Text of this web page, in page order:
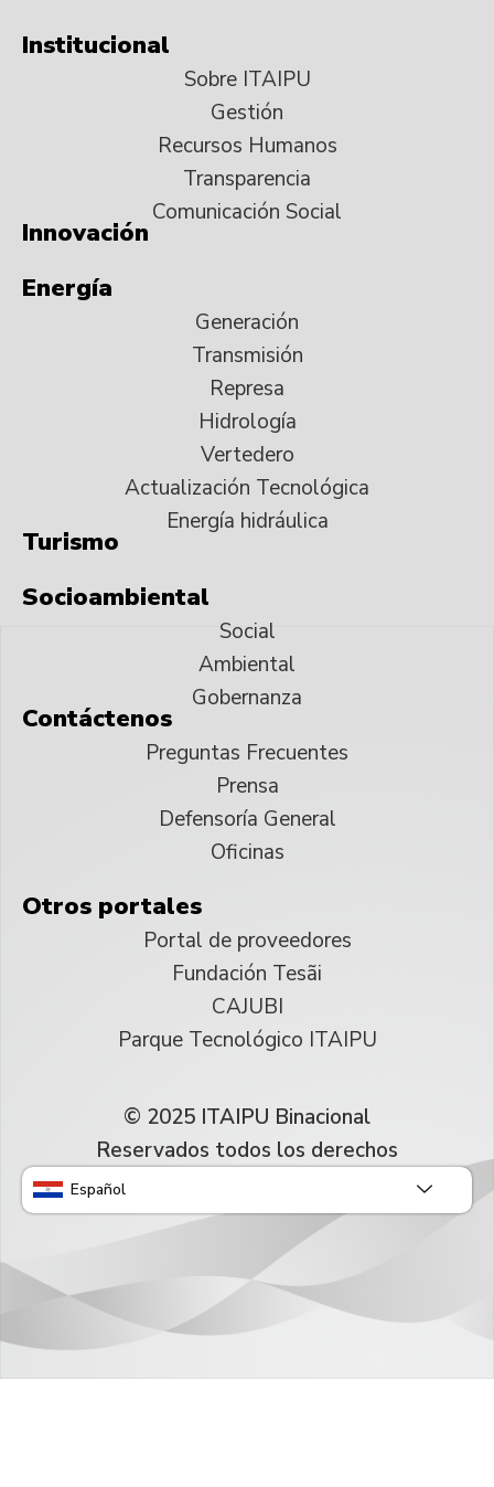
Institucional
Sobre ITAIPU
Gestión
Recursos Humanos
Transparencia
Comunicación Social
Innovación
Energía
Generación
Transmisión
Represa
Hidrología
Vertedero
Actualización Tecnológica
Energía hidráulica
Turismo
Socioambiental
Social
Ambiental
Gobernanza
Contáctenos
Preguntas Frecuentes
Prensa
Defensoría General
Oficinas
Otros portales
Portal de proveedores
Fundación Tesãi
CAJUBI
Parque Tecnológico ITAIPU
© 2025 ITAIPU Binacional
Reservados todos los derechos
Español